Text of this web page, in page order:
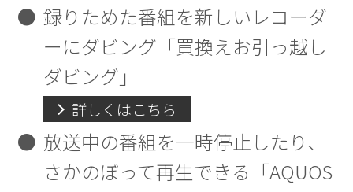
● 録りためた番組を新しいレコーダ
ーにダビング「買換えお引っ越し
ダビング」
詳しくはこちら
● 放送中の番組を一時停止したり、
さかのぼって再生できる「AQUOS